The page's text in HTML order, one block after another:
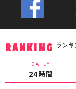
RANKING ランキ
DAILY
24時間